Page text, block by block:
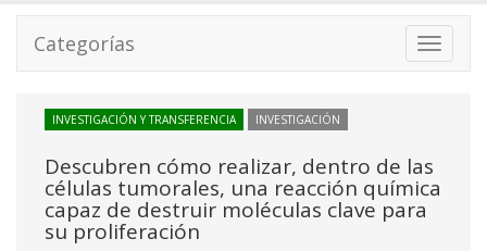
Toggle
Categorías
INVESTIGACIÓN Y TRANSFERENCIA INVESTIGACIÓN
Descubren cómo realizar, dentro de las
células tumorales, una reacción química
capaz de destruir moléculas clave para
su proliferación